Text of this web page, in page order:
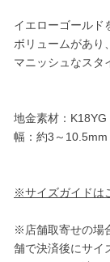
イエローゴールド
ボリュームがあり
マニッシュなスタ
地金素材：K18YG
幅：約3～10.5mm
※サイズガイドは
※店舗取寄せの場
舗で決済後にサイ